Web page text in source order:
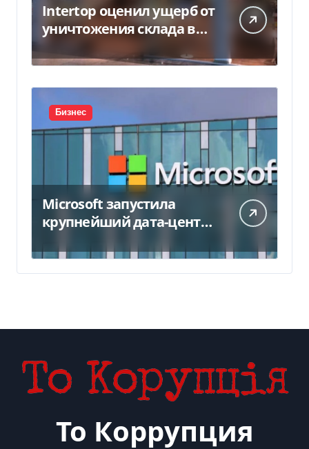
Intertop оценил ущерб от
уничтожения склада в
450 млн грн
Бизнес
Microsoft запустила
крупнейший дата-центр
миллиарда
То Коррупция